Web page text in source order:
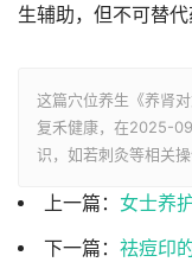
生辅助，但不可替代
这篇穴位养生《养肾
复禾健康，在2025-
识，如若刺灸等相关操
上一篇： 女士养
下一篇： 祛痘印